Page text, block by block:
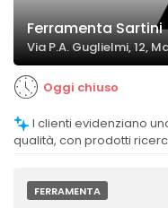
Ferramenta Sartini
Via P.A. Guglielmi, 12,
Oggi chiuso
qualità, con prodotti
FERRAMENTA